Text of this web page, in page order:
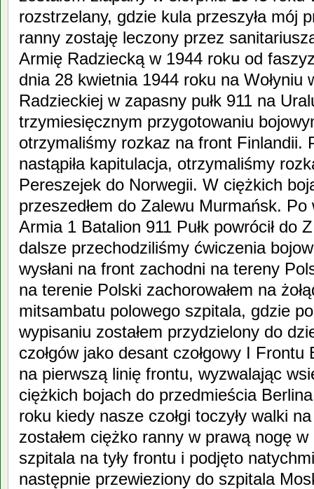
rozstrzelany, gdzie kula przeszyła mój
ranny zostaję leczony przez
Armię Radziecką w 1944 roku od
dnia 28 kwietnia 1944 roku na Wołyniu
Radzieckiej w zapasny pułk 911 na
trzymiesięcznym przygotowaniu
otrzymaliśmy rozkaz na front Finlandii.
nastąpiła kapitulacja, otrzymaliśmy
Pereszejek do Norwegii. W ciężkich
przeszedłem do Zalewu Murmańsk.
Armia 1 Batalion 911 Pułk powrócił do
dalsze przechodziliśmy ćwiczenia
wysłani na front zachodni na tereny
na terenie Polski zachorowałem na
mitsambatu polowego szpitala, gdzie
wypisaniu zostałem przydzielony do
czołgów jako desant czołgowy I Frontu
na pierwszą linię frontu, wyzwalając
ciężkich bojach do przedmieścia
roku kiedy nasze czołgi toczyły walki
zostałem ciężko ranny w prawą nogę
szpitala na tyły frontu i podjęto
następnie przewieziony do szpitala